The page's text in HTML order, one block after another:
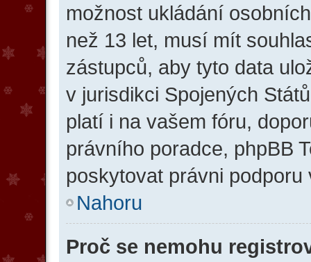
možnost ukládání
než 13 let, musí mít
zástupců, aby tyto data
v jurisdikci Spojených
platí i na vašem fóru,
právního poradce, phpBB
poskytovat právni
Nahoru
Proč se nemohu